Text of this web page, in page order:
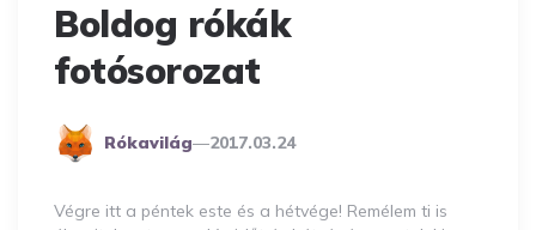
Boldog rókák
fotósorozat
Posted
Rókavilág 2017.03.24
Végre itt a péntek este és a hétvége! Remélem ti is